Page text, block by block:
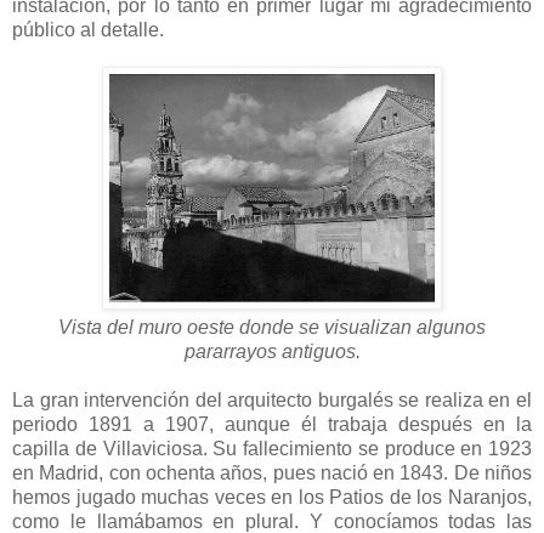
instalación, por lo tanto en primer lugar mi agradecimiento
público al detalle.
Vista del muro oeste donde se visualizan algunos
pararrayos antiguos.
La gran intervención del arquitecto burgalés se realiza en el
periodo 1891 a 1907, aunque él trabaja después en la
capilla de Villaviciosa. Su fallecimiento se produce en 1923
en Madrid, con ochenta años, pues nació en 1843. De niños
hemos jugado muchas veces en los Patios de los Naranjos,
como le llamábamos en plural. Y conocíamos todas las